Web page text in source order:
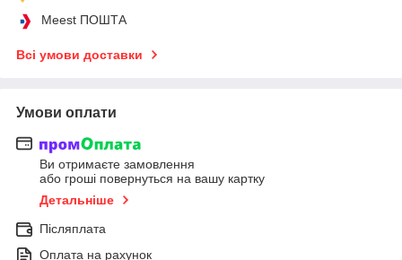
Meest ПОШТА
Всі умови доставки
Умови оплати
Ви отримаєте замовлення
або гроші повернуться на вашу картку
Детальніше
Післяплата
Оплата на рахунок